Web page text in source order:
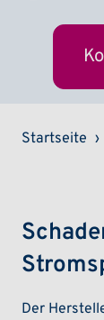
Startseite
Der